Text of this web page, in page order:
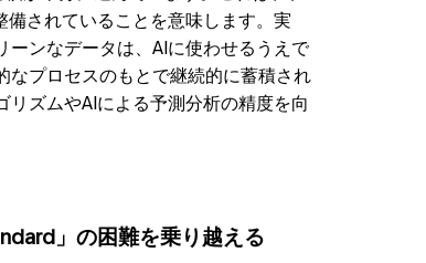
されていることを意味します。実
ーンなデータは、AIに使わせるうえで
なプロセスのもとで継続的に蓄積され
ズムやAIによる予測分析の精度を向
」の困難を乗り越える